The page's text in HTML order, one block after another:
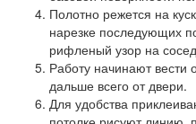
Полотно режется на
нарезке последующих
рифленый узор на
Работу начинают вести
дальше всего от двери.
Для удобства